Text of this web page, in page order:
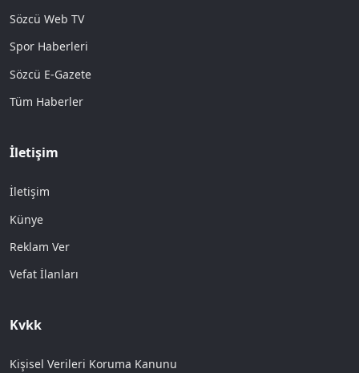
Sözcü Web TV
Spor Haberleri
Sözcü E-Gazete
Tüm Haberler
İletişim
İletişim
Künye
Reklam Ver
Vefat İlanları
Kvkk
Kişisel Verileri Koruma Kanunu